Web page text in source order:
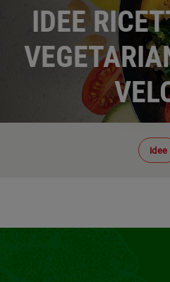
IDEE
Idee